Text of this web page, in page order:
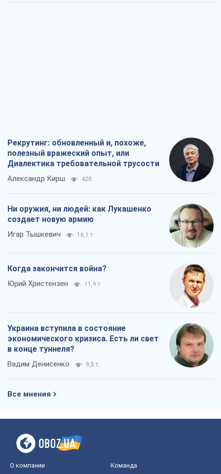
Рекрутинг: обновленный и, похоже,
полезный вражеский опыт, или
Диалектика требовательной трусости
Александр Кирш 420
Ни оружия, ни людей: как Лукашенко
создает новую армию
Игар Тышкевич 16,1 т.
Когда закончится война?
Юрий Христензен 11,9 т.
Украина вступила в состояние
экономического кризиса. Есть ли свет
в конце туннеля?
Вадим Денисенко 9,5 т.
Все мнения
О компании Команда